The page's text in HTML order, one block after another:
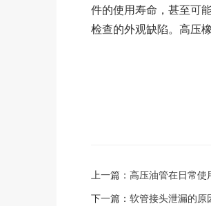
件的使用寿命，甚至可
检查的外观缺陷。高压
上一篇： 高压油管在日常使
下一篇： 软管接头泄漏的原